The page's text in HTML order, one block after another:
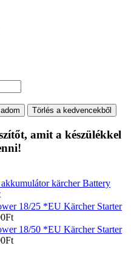
Törlés a kedvencekből
amit a készülékkel
kärcher Battery
Kärcher Starter
Ft
Kärcher Starter
Ft